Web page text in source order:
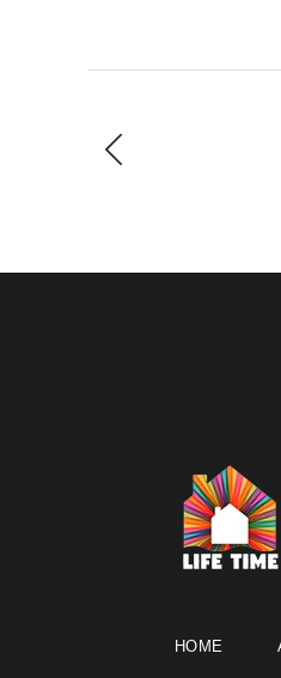
HOME